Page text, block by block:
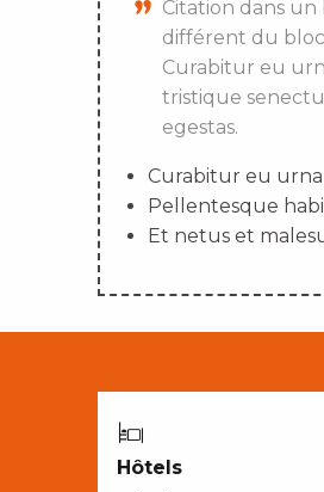
Citation dans
différent du
Curabitur eu
tristique
egestas.
Curabitur eu
Pellentesque
Et netus et
Hôtels